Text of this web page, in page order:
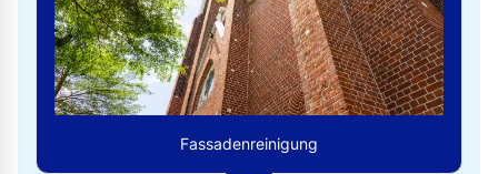
Fassadenreinigung